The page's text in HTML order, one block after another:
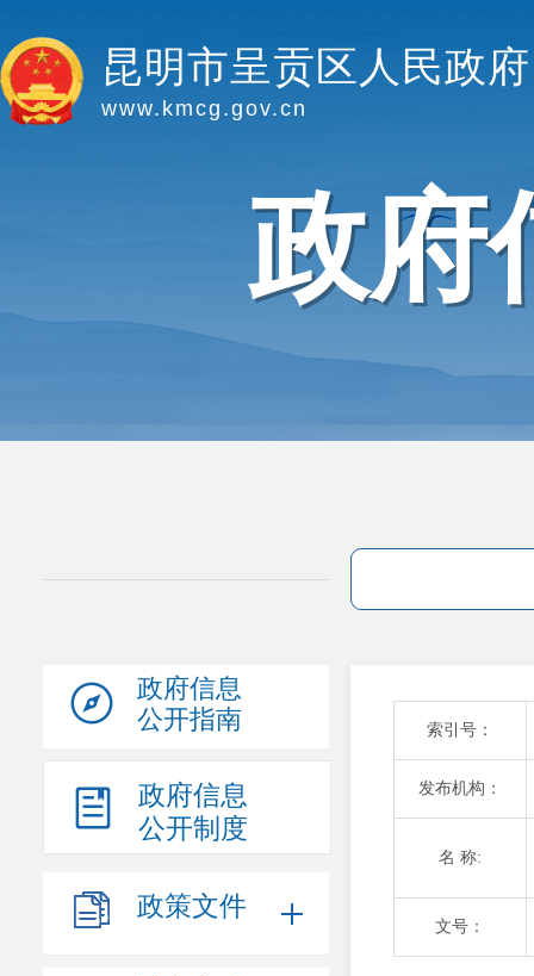
昆明市呈贡区人民政府
www.kmcg.gov.cn
政府
政府信息
公开指南
政府信息
公开制度
政策文件
索引号：
发布机构：
名 称:
文号：